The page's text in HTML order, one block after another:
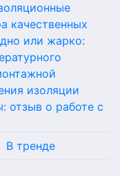
качественных
или жарко:
изоляции
отзыв о работе с
В тренде